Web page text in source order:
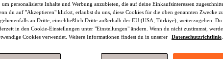
um personalisierte Inhalte und Werbung anzubieten, die auf deine Einkaufsinteressen
du auf "Akzeptieren" klickst, erlaubst du uns, diese Cookies für die oben genannten Zwecke
an Dritte, einschließlich Dritte außerhalb der EU (USA, Türkiye), weiterzugeben.
in den Cookie-Einstellungen unter "Einstellungen" ändern. Wenn du nicht zustimmst,
Cookies verwendet. Weitere Informationen findest du in unserer
Datenschutzrichtlinie